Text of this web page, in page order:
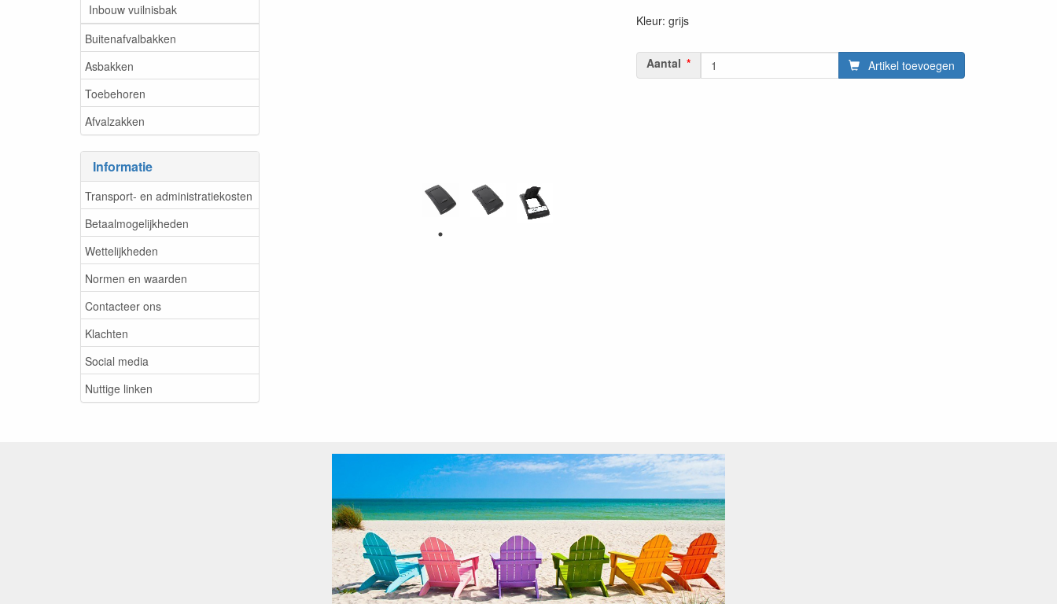
Inbouw vuilnisbak
Buitenafvalbakken
Asbakken
Toebehoren
Afvalzakken
Informatie
Transport- en administratiekosten
Betaalmogelijkheden
Wettelijkheden
Normen en waarden
Contacteer ons
Klachten
Social media
Nuttige linken
Kleur: grijs
Aantal Artikel toevoegen